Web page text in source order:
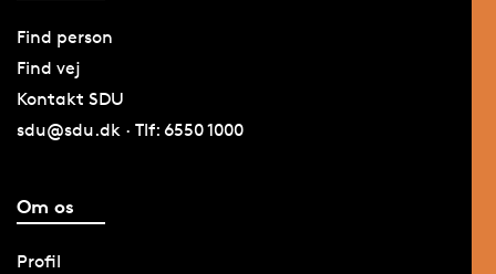
Find person
Find vej
Kontakt SDU
sdu@sdu.dk · Tlf: 6550 1000
Om os
Profil